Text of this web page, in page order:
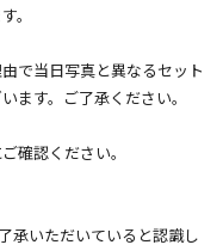
。
で当日写真と異なるセット
ます。ご了承ください。
確認ください。
承いただいていると認識し